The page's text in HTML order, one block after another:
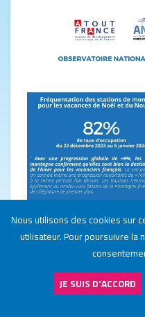
Nous utilisons des cookies sur
utilisateur. Pour poursuivre la
JE SUIS D'ACCORD